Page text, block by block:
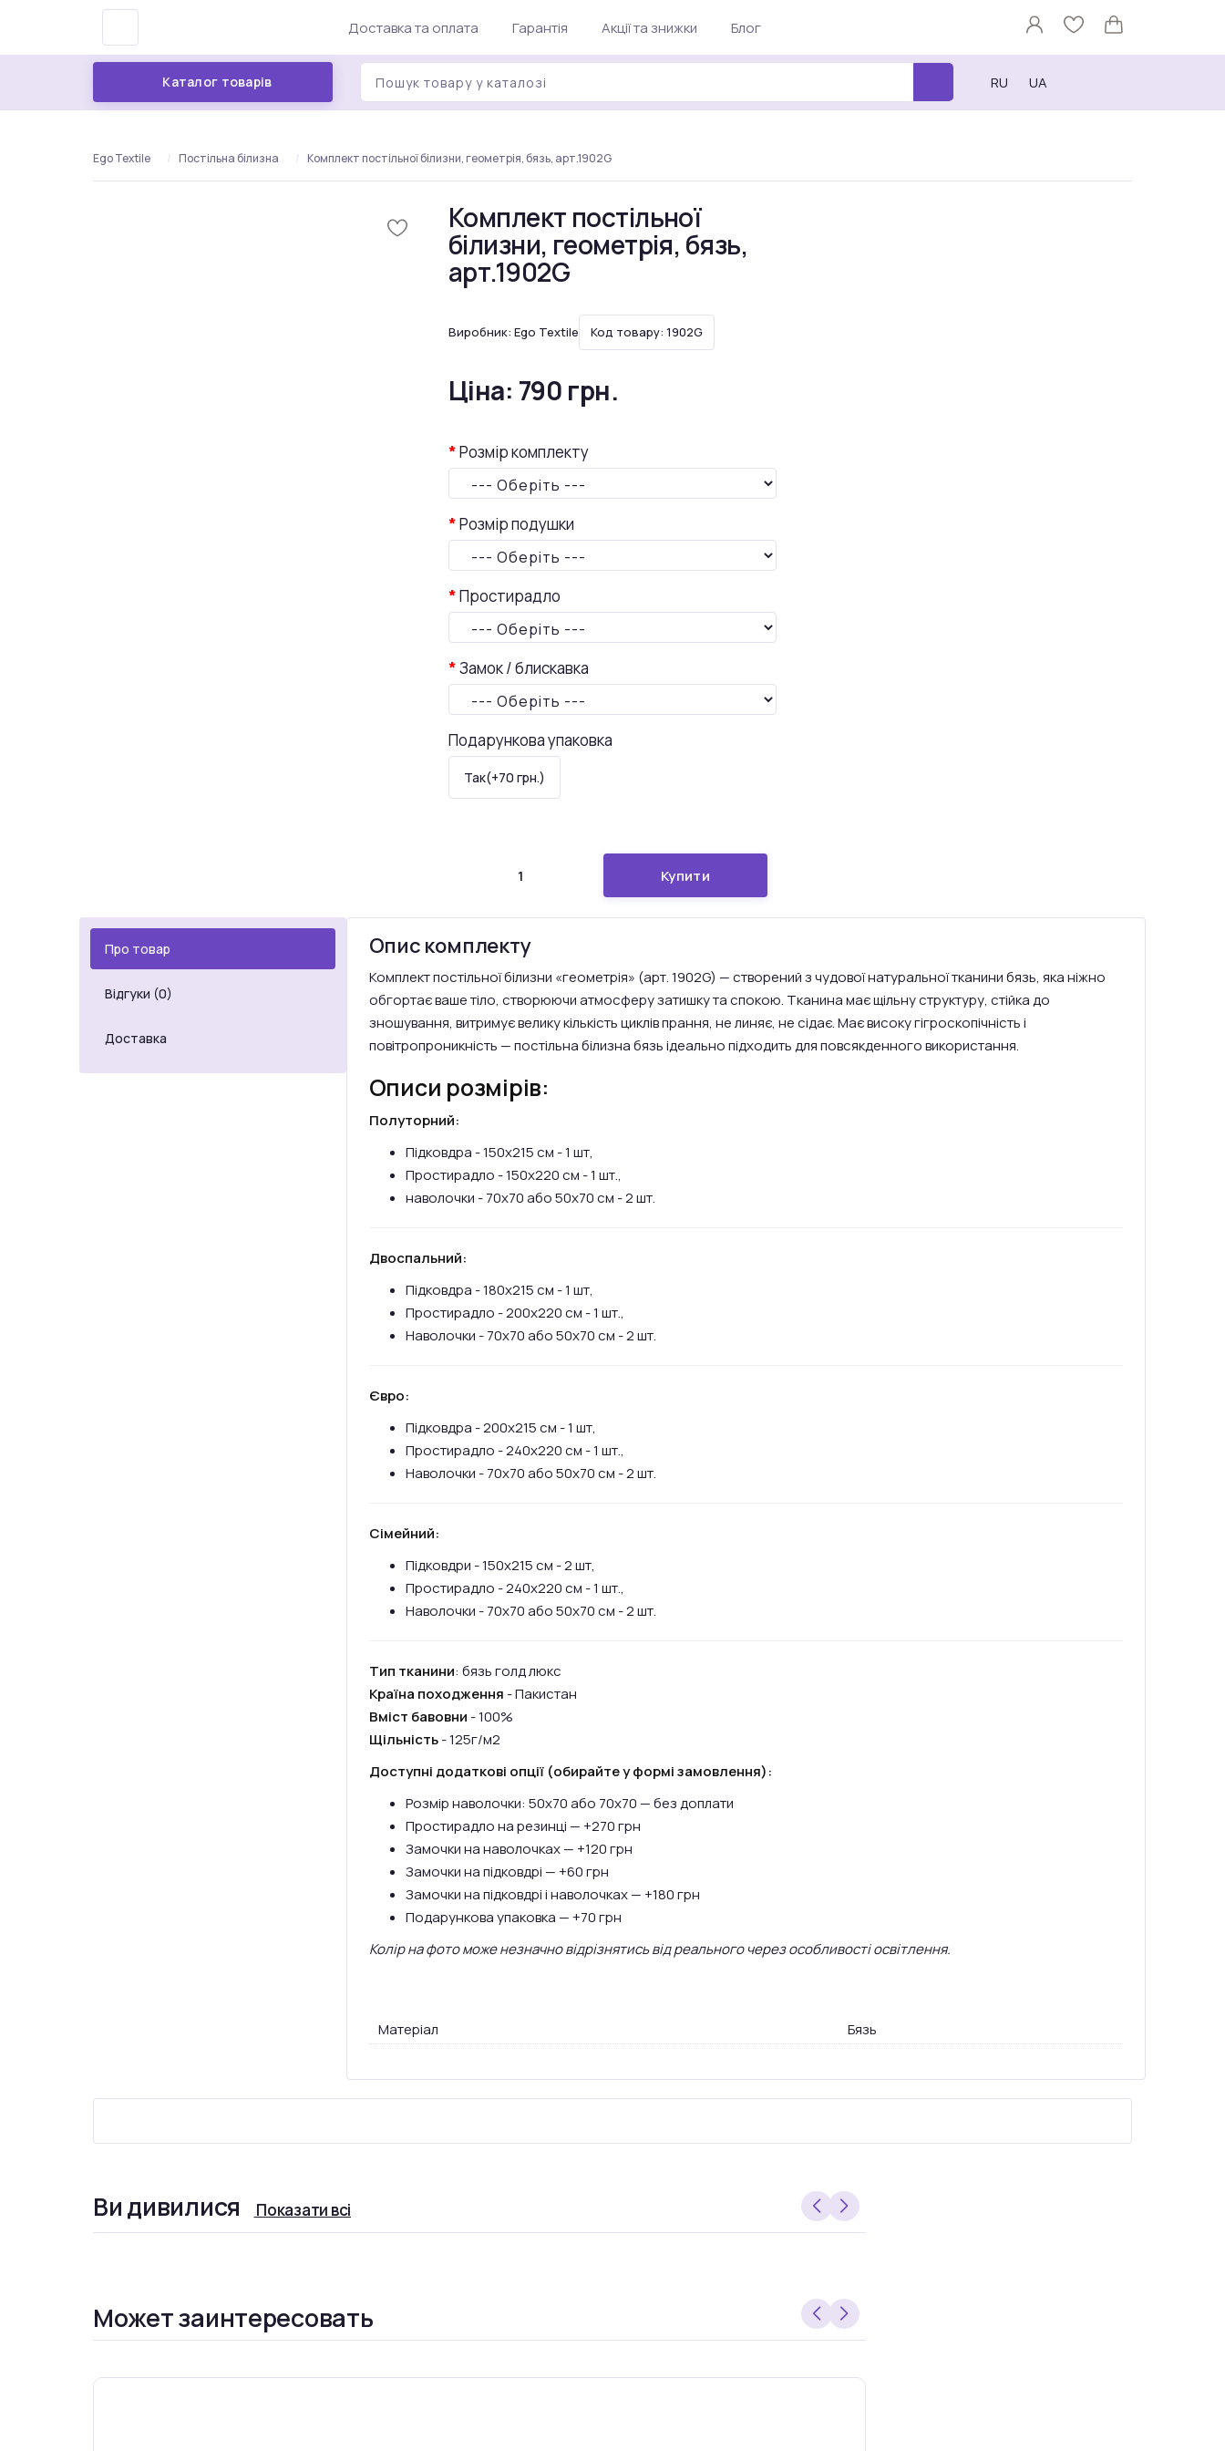
Доставка та оплата Гарантія Акції та знижки Блог
Каталог товарів RU UA
Ego Textile Постільна білизна Комплект постільної білизни, геометрія, бязь, арт.1902G
Комплект постільної
білизни, геометрія, бязь,
арт.1902G
Виробник: Ego Textile Код товару: 1902G
Ціна: 790 грн.
Розмір комплекту
--- Оберіть ---
Розмір подушки
--- Оберіть ---
Простирадло
--- Оберіть ---
Замок / блискавка
--- Оберіть ---
Подарункова упаковка
Так(+70 грн.)
Купити
Про товар
Відгуки (0)
Доставка
Опис комплекту
Комплект постільної білизни «геометрія» (арт. 1902G) — створений з чудової натуральної тканини бязь, яка ніжно
обгортає ваше тіло, створюючи атмосферу затишку та спокою. Тканина має щільну структуру, стійка до
зношування, витримує велику кількість циклів прання, не линяє, не сідає. Має високу гігроскопічність і
повітропроникність — постільна білизна бязь ідеально підходить для повсякденного використання.
Описи розмірів:
Полуторний:
Підковдра - 150х215 см - 1 шт,
Простирадло - 150х220 см - 1 шт.,
наволочки - 70х70 або 50х70 см - 2 шт.
Двоспальний:
Підковдра - 180х215 см - 1 шт,
Простирадло - 200х220 см - 1 шт.,
Наволочки - 70х70 або 50х70 см - 2 шт.
Євро:
Підковдра - 200х215 см - 1 шт,
Простирадло - 240х220 см - 1 шт.,
Наволочки - 70х70 або 50х70 см - 2 шт.
Сімейний:
Підковдри - 150х215 см - 2 шт,
Простирадло - 240х220 см - 1 шт.,
Наволочки - 70х70 або 50х70 см - 2 шт.
Тип тканини: бязь голд люкс
Країна походження - Пакистан
Вміст бавовни - 100%
Щільність - 125г/м2
Доступні додаткові опції (обирайте у формі замовлення):
Розмір наволочки: 50х70 або 70х70 — без доплати
Простирадло на резинці — +270 грн
Замочки на наволочках — +120 грн
Замочки на підковдрі — +60 грн
Замочки на підковдрі і наволочках — +180 грн
Подарункова упаковка — +70 грн
Колір на фото може незначно відрізнятись від реального через особливості освітлення.
Матеріал Бязь
Ви дивилися Показати всі